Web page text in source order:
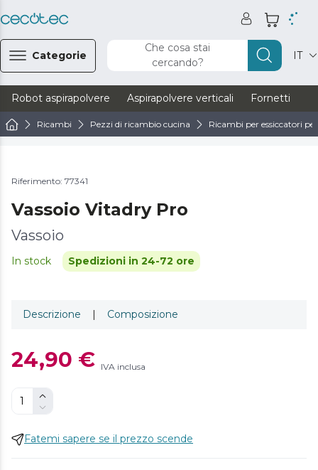
Categorie
Che cosa stai
cercando?
IT
Robot aspirapolvere Aspirapolvere verticali Fornetti
Ricambi Pezzi di ricambio cucina Ricambi per essiccatori
Riferimento: 77341
Vassoio Vitadry Pro
Vassoio
In stock Spedizioni in 24-72 ore
Descrizione | Composizione
24,90 € IVA inclusa
Fatemi sapere se il prezzo scende